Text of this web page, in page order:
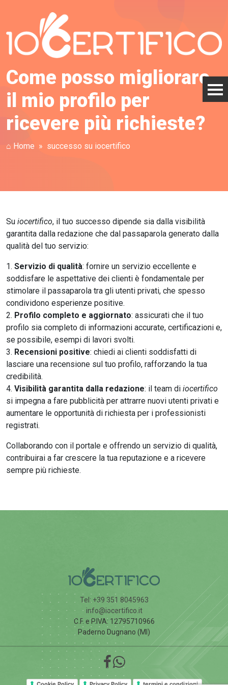
Come posso migliorare
il mio profilo per
ricevere più richieste?
⌂ Home successo su iocertifico
Su iocertifico, il tuo successo dipende sia dalla visibilità
garantita dalla redazione che dal passaparola generato dalla
qualità del tuo servizio:
Servizio di qualità: fornire un servizio eccellente e
soddisfare le aspettative dei clienti è fondamentale per
stimolare il passaparola tra gli utenti privati, che spesso
condividono esperienze positive.
Profilo completo e aggiornato: assicurati che il tuo
profilo sia completo di informazioni accurate, certificazioni e,
se possibile, esempi di lavori svolti.
Recensioni positive: chiedi ai clienti soddisfatti di
lasciare una recensione sul tuo profilo, rafforzando la tua
credibilità.
Visibilità garantita dalla redazione: il team di iocertifico
si impegna a fare pubblicità per attrarre nuovi utenti privati e
aumentare le opportunità di richiesta per i professionisti
registrati.
Collaborando con il portale e offrendo un servizio di qualità,
contribuirai a far crescere la tua reputazione e a ricevere
sempre più richieste.
Tel: +39 351 8045963
info@iocertifico.it
C.F. e P.IVA: 12795710966
Paderno Dugnano (MI)